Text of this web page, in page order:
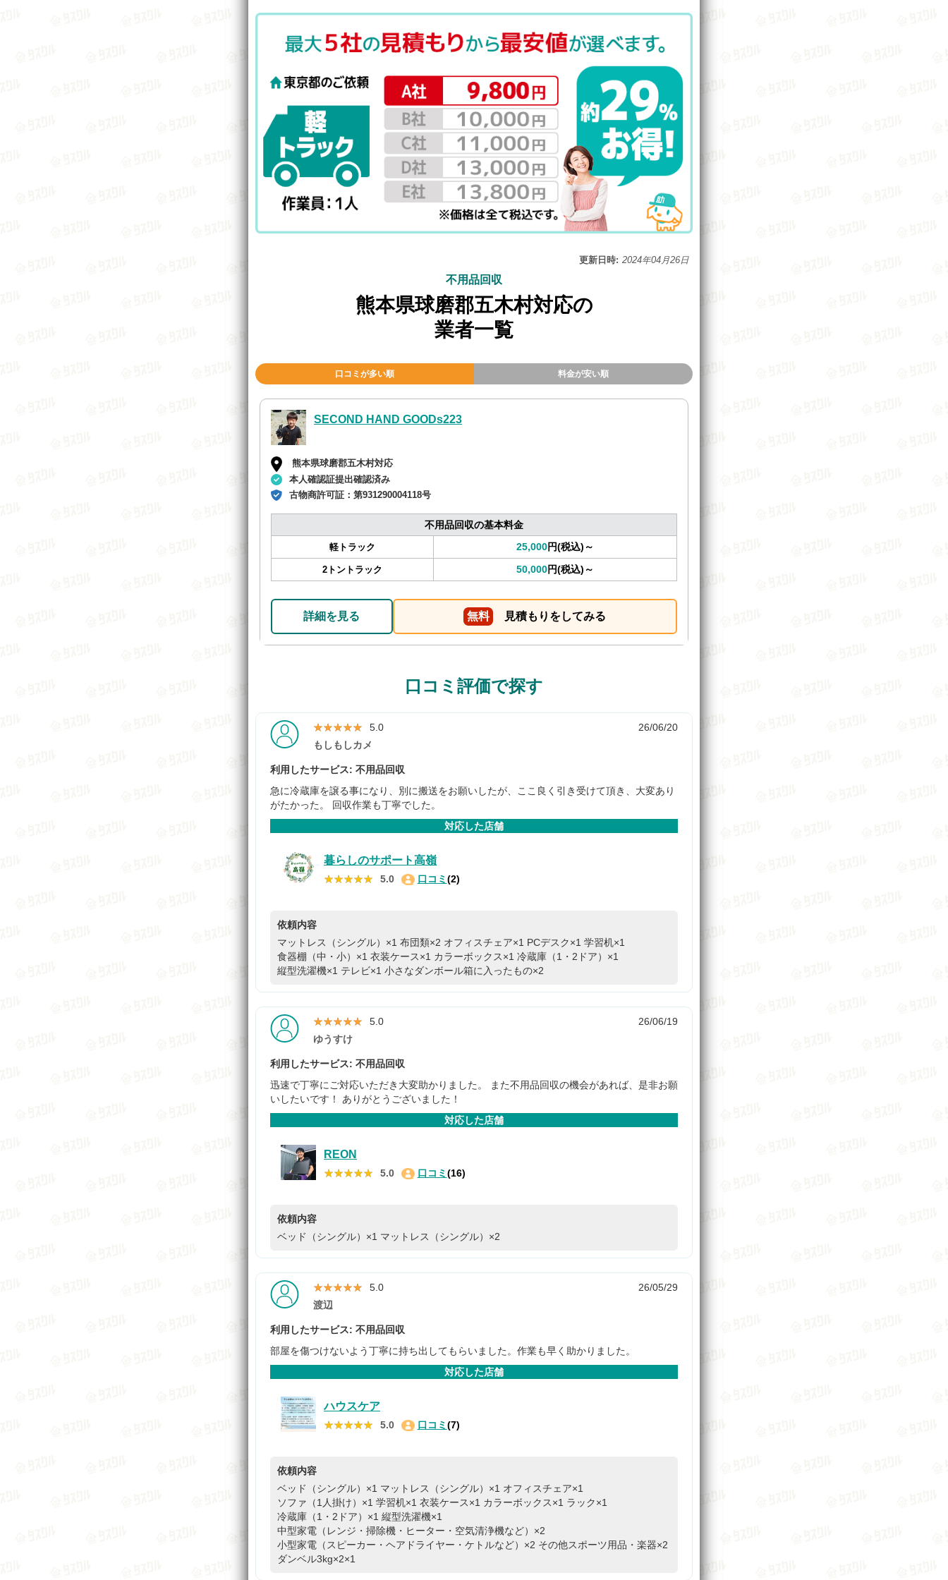
更新日時: 2024年04月26日
不用品回収
熊本県球磨郡五木村対応の
業者一覧
口コミが多い順 料金が安い順
SECOND HAND GOODs223
熊本県球磨郡五木村対応
本人確認証提出確認済み
古物商許可証： 第931290004118号
不用品回収の基本料金
軽トラック 25,000円(税込)～
2トントラック 50,000円(税込)～
詳細を見る 無料 見積もりをしてみる
口コミ評価で探す
★★★★★
★★★★★ 5.0
26/06/20
もしもしカメ
利用したサービス: 不用品回収
急に冷蔵庫を譲る事になり、別に搬送をお願いしたが、ここ良く引き受けて頂き、大変あり
がたかった。 回収作業も丁寧でした。
対応した店舗
暮らしのサポート高嶺
★★★★★
★★★★★ 5.0 口コミ (2)
依頼内容
マットレス（シングル）×1 布団類×2 オフィスチェア×1 PCデスク×1 学習机×1
食器棚（中・小）×1 衣装ケース×1 カラーボックス×1 冷蔵庫（1・2ドア）×1
縦型洗濯機×1 テレビ×1 小さなダンボール箱に入ったもの×2
★★★★★
★★★★★ 5.0
26/06/19
ゆうすけ
利用したサービス: 不用品回収
迅速で丁寧にご対応いただき大変助かりました。 また不用品回収の機会があれば、是非お願
いしたいです！ ありがとうございました！
対応した店舗
REON
★★★★★
★★★★★ 5.0 口コミ (16)
依頼内容
ベッド（シングル）×1 マットレス（シングル）×2
★★★★★
★★★★★ 5.0
26/05/29
渡辺
利用したサービス: 不用品回収
部屋を傷つけないよう丁寧に持ち出してもらいました。作業も早く助かりました。
対応した店舗
ハウスケア
★★★★★
★★★★★ 5.0 口コミ (7)
依頼内容
ベッド（シングル）×1 マットレス（シングル）×1 オフィスチェア×1
ソファ（1人掛け）×1 学習机×1 衣装ケース×1 カラーボックス×1 ラック×1
冷蔵庫（1・2ドア）×1 縦型洗濯機×1
中型家電（レンジ・掃除機・ヒーター・空気清浄機など）×2
小型家電（スピーカー・ヘアドライヤー・ケトルなど）×2 その他スポーツ用品・楽器×2
ダンベル3kg×2×1